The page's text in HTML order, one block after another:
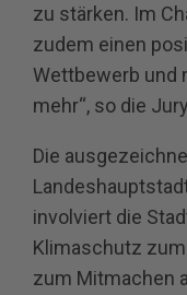
zu stärken. Im
zudem einen
Wettbewerb und
mehr“, so die
Die
involviert die
Klimaschutz
zum Mitmachen